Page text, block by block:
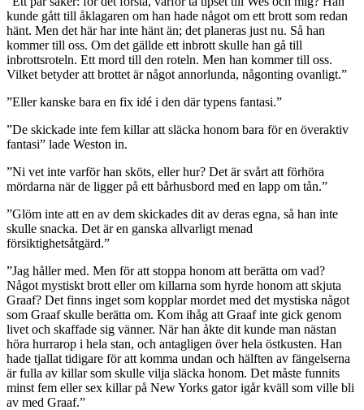
kunde gått till åklagaren om han hade något om ett brott som redan
hänt. Men det här har inte hänt än; det planeras just nu. Så han
kommer till oss. Om det gällde ett inbrott skulle han gå till
inbrottsroteln. Ett mord till den roteln. Men han kommer till oss.
Vilket betyder att brottet är något annorlunda, någonting ovanligt.”
”Eller kanske bara en fix idé i den där typens fantasi.”
”De skickade inte fem killar att släcka honom bara för en överaktiv
fantasi” lade Weston in.
”Ni vet inte varför han sköts, eller hur? Det är svårt att förhöra
mördarna när de ligger på ett bårhusbord med en lapp om tån.”
”Glöm inte att en av dem skickades dit av deras egna, så han inte
skulle snacka. Det är en ganska allvarligt menad
försiktighetsåtgärd.”
”Jag håller med. Men för att stoppa honom att berätta om vad?
Något mystiskt brott eller om killarna som hyrde honom att skjuta
Graaf? Det finns inget som kopplar mordet med det mystiska något
som Graaf skulle berätta om. Kom ihåg att Graaf inte gick genom
livet och skaffade sig vänner. När han åkte dit kunde man nästan
höra hurrarop i hela stan, och antagligen över hela östkusten. Han
hade tjallat tidigare för att komma undan och hälften av fängelserna
är fulla av killar som skulle vilja släcka honom. Det måste funnits
minst fem eller sex killar på New Yorks gator igår kväll som ville bli
av med Graaf.”